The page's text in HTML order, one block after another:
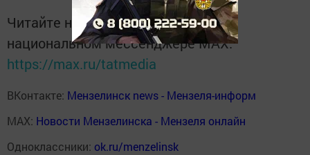
Читайте новости Татарстана в
национальном мессенджере MАХ:
https://max.ru/tatmedia
ВКонтакте: Мензелинск news - Мензеля-информ
MAX: Новости Мензелинска - Мензеля онлайн
Одноклассники: ok.ru/menzelinsk